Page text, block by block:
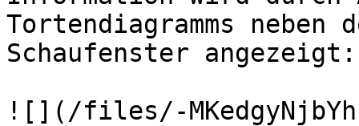
Tortendiagramms
Schaufenster angezeigt:
![](/files/-